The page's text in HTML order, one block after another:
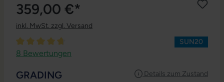
359,00 €*
inkl. MwSt. zzgl. Versand
Durchschnittliche Bewertung von 4.75 von 5 Sternen
8 Bewertungen
SUN20
Details zum Zustand
GRADING